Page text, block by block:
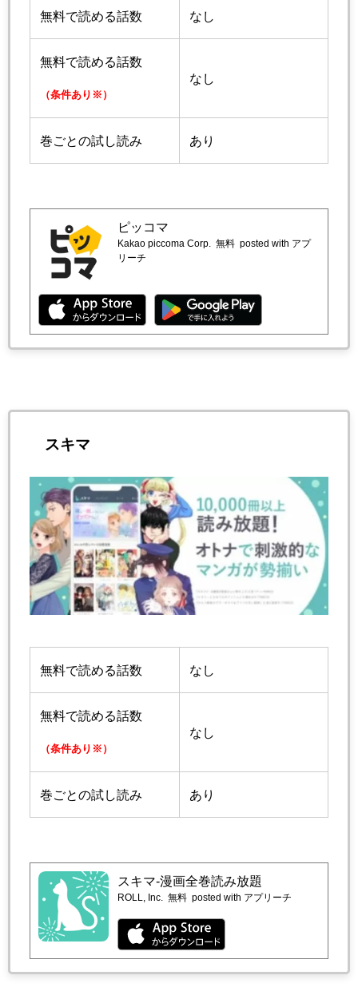
無料で読める話数 なし
無料で読める話数
（条件あり※）
なし
巻ごとの試し読み あり
ピッコマ
Kakao piccoma Corp. 無料 posted with アプ
リーチ
スキマ
無料で読める話数 なし
無料で読める話数
（条件あり※）
なし
巻ごとの試し読み あり
スキマ-漫画全巻読み放題
ROLL, Inc. 無料 posted with アプリーチ